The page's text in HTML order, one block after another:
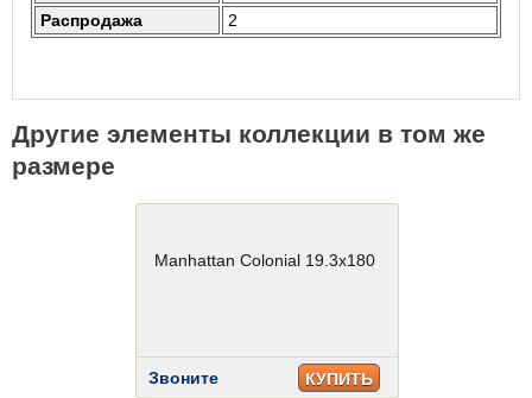
Распродажа 2
Другие элементы коллекции в том же
размере
Manhattan Colonial 19.3x180
Звоните КУПИТЬ